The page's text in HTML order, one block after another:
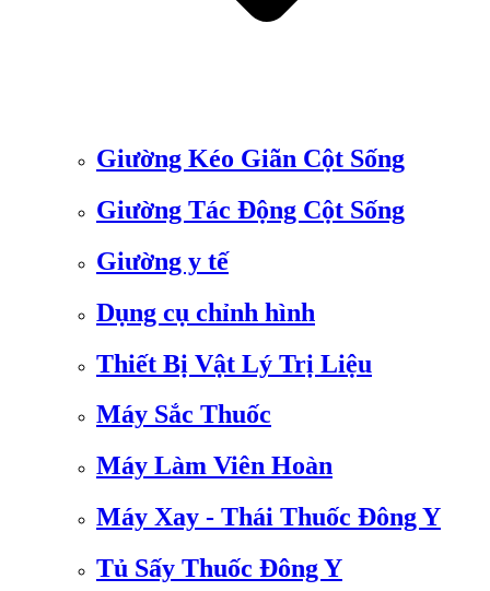
Giường Kéo Giãn Cột Sống
Giường Tác Động Cột Sống
Giường y tế
Dụng cụ chỉnh hình
Thiết Bị Vật Lý Trị Liệu
Máy Sắc Thuốc
Máy Làm Viên Hoàn
Máy Xay - Thái Thuốc Đông Y
Tủ Sấy Thuốc Đông Y